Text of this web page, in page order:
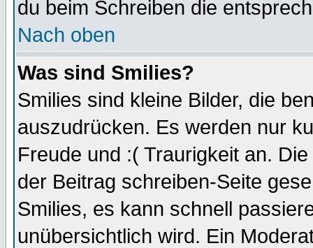
du beim Schreiben die
Nach oben
Was sind Smilies?
Smilies sind kleine Bilder, die
auszudrücken. Es werden nur
Freude und :( Traurigkeit an.
der Beitrag schreiben-Seite
Smilies, es kann schnell
unübersichtlich wird. Ein